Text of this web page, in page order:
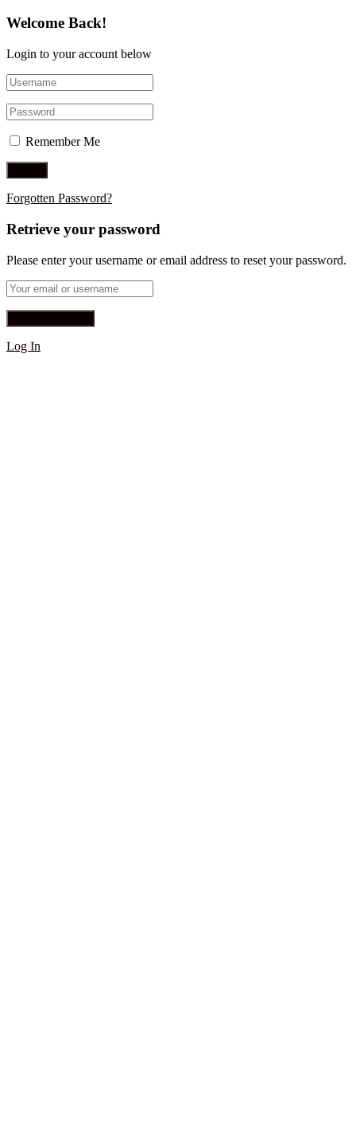
Welcome Back!
Login to your account below
Remember Me
Forgotten Password?
Retrieve your password
Please enter your username or email address to reset your password.
Log In